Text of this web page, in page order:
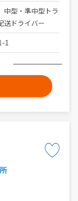
中型・準中型トラ
送ドライバー
1